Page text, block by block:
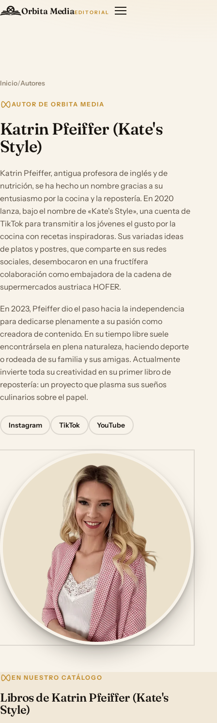
Orbita MediaEDITORIAL
Inicio/Autores
AUTOR DE ORBITA MEDIA
Katrin Pfeiffer (Kate's
Style)
Katrin Pfeiffer, antigua profesora de inglés y de
nutrición, se ha hecho un nombre gracias a su
entusiasmo por la cocina y la repostería. En 2020
lanza, bajo el nombre de «Kate's Style», una cuenta de
TikTok para transmitir a los jóvenes el gusto por la
cocina con recetas inspiradoras. Sus variadas ideas
de platos y postres, que comparte en sus redes
sociales, desembocaron en una fructífera
colaboración como embajadora de la cadena de
supermercados austriaca HOFER.
En 2023, Pfeiffer dio el paso hacia la independencia
para dedicarse plenamente a su pasión como
creadora de contenido. En su tiempo libre suele
encontrársela en plena naturaleza, haciendo deporte
o rodeada de su familia y sus amigas. Actualmente
invierte toda su creatividad en su primer libro de
repostería: un proyecto que plasma sus sueños
culinarios sobre el papel.
Instagram TikTok YouTube
EN NUESTRO CATÁLOGO
Libros de Katrin Pfeiffer (Kate's
Style)